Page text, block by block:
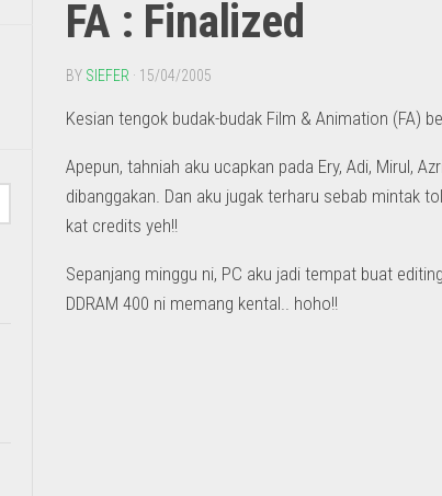
FA : Finalized
BY SIEFER · 15/04/2005
Kesian tengok budak-budak Film & Animation (FA)
Apepun, tahniah aku ucapkan pada Ery, Adi, Mirul,
dibanggakan. Dan aku jugak terharu sebab mintak
kat credits yeh!!
Sepanjang minggu ni, PC aku jadi tempat buat
DDRAM 400 ni memang kental.. hoho!!